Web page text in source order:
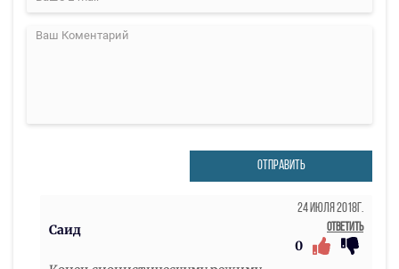
ОТПРАВИТЬ
Саид
24 Июля 2018г.
Ответить
0